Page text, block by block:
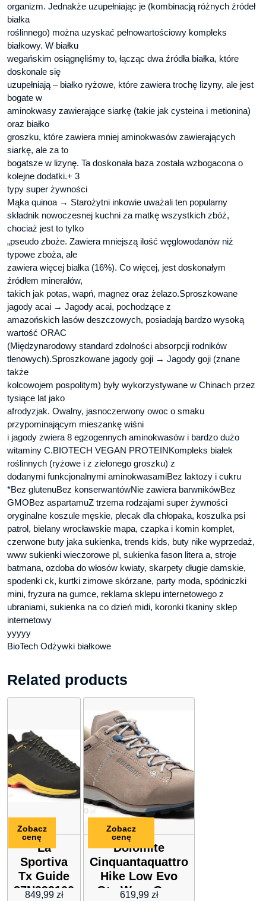
organizm. Jednakże uzupełniając je (kombinacją różnych źródeł
białka
roślinnego) można uzyskać pełnowartościowy kompleks
białkowy. W białku
wegańskim osiągnęliśmy to, łącząc dwa źródła białka, które
doskonale się
uzupełniają – białko ryżowe, które zawiera trochę lizyny, ale jest
bogate w
aminokwasy zawierające siarkę (takie jak cysteina i metionina)
oraz białko
groszku, które zawiera mniej aminokwasów zawierających
siarkę, ale za to
bogatsze w lizynę. Ta doskonała baza została wzbogacona o
kolejne dodatki.+ 3
typy super żywności
Mąka quinoa → Starożytni inkowie uważali ten popularny
składnik nowoczesnej kuchni za matkę wszystkich zbóż,
chociaż jest to tylko
„pseudo zboże. Zawiera mniejszą ilość węglowodanów niż
typowe zboża, ale
zawiera więcej białka (16%). Co więcej, jest doskonałym
źródłem minerałów,
takich jak potas, wapń, magnez oraz żelazo.Sproszkowane
jagody acai → Jagody acai, pochodzące z
amazońskich lasów deszczowych, posiadają bardzo wysoką
wartość ORAC
(Międzynarodowy standard zdolności absorpcji rodników
tlenowych).Sproszkowane jagody goji → Jagody goji (znane
także
kolcowojem pospolitym) były wykorzystywane w Chinach przez
tysiące lat jako
afrodyzjak. Owalny, jasnoczerwony owoc o smaku
przypominającym mieszankę wiśni
i jagody zwiera 8 egzogennych aminokwasów i bardzo dużo
witaminy C.BIOTECH VEGAN PROTEINKompleks białek
roślinnych (ryżowe i z zielonego groszku) z
dodanymi funkcjonalnymi aminokwasamiBez laktozy i cukru
*Bez glutenuBez konserwantówNie zawiera barwnikówBez
GMOBez aspartamuZ trzema rodzajami super żywności
oryginalne koszule męskie, plecak dla chłopaka, koszulka psi
patrol, bielany wrocławskie mapa, czapka i komin komplet,
czerwone buty jaka sukienka, trends kids, buty nike wyprzedaż,
www sukienki wieczorowe pl, sukienka fason litera a, stroje
batmana, ozdoba do włosów kwiaty, skarpety długie damskie,
spodenki ck, kurtki zimowe skórzane, party moda, spódniczki
mini, fryzura na gumce, reklama sklepu internetowego z
ubraniami, sukienka na co dzień midi, koronki tkaniny sklep
internetowy
yyyyy
BioTech Odżywki białkowe
Related products
La
Sportiva
Tx Guide
27N999100
849,99 zł
Zobacz
cenę
Dolomite
Cinquantaquattro
Hike Low Evo
Gtx Wmn Gore
619,99 zł
Zobacz
cenę